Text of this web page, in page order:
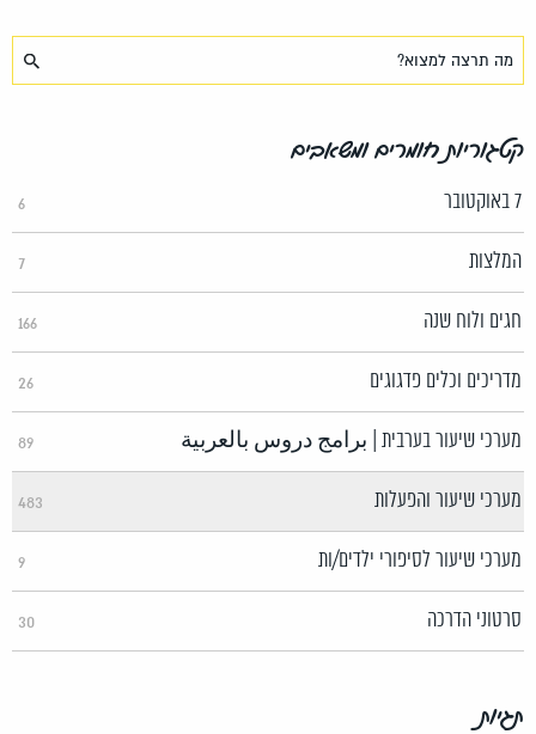
קטגוריות חומרים ומשאבים
7 באוקטובר 6
המלצות 7
חגים ולוח שנה 166
מדריכים וכלים פדגוגים 26
מערכי שיעור בערבית | برامج دروس بالعربية 89
מערכי שיעור והפעלות 483
מערכי שיעור לסיפורי ילדים/ות 9
סרטוני הדרכה 30
תגיות